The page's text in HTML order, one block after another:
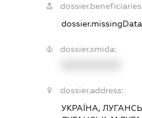
dossier.missingData
dossier.smida:
dossier.address:
УКРАЇНА,